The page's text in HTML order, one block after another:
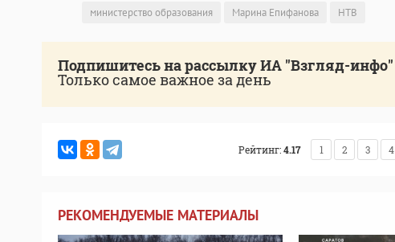
министерство образования Марина Епифанова НТВ
Подпишитесь на рассылку ИА "Взгляд-инфо"
Только самое важное за день
Рейтинг:4.17 1 2 3 4
РЕКОМЕНДУЕМЫЕ МАТЕРИАЛЫ